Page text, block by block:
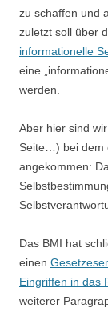
zu schaffen und
zuletzt soll über
informationelle
eine
werden.
Aber hier sind
Seite…) bei dem
angekommen:
Das BMI hat
einen
Eingriffen in das
weiterer